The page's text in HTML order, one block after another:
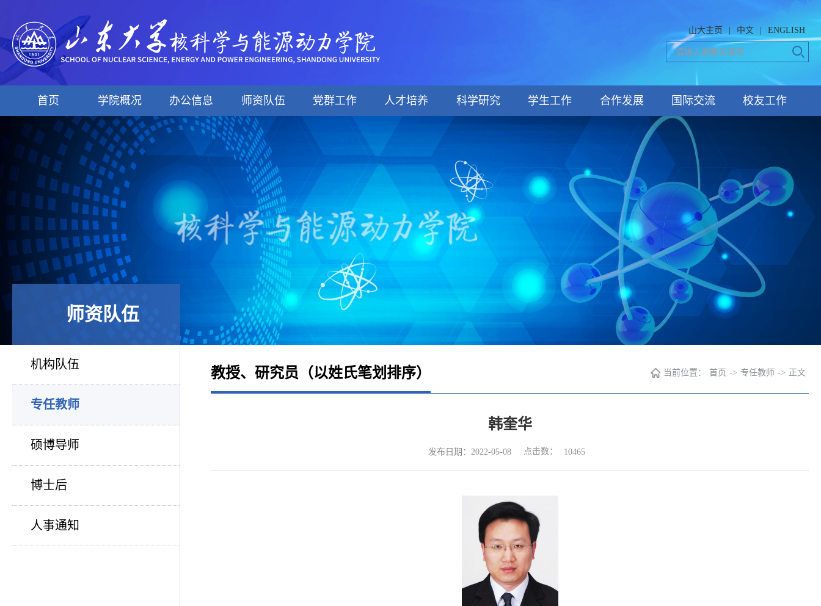
山大主页 中文 ENGLISH
首页 学院概况 办公信息 师资队伍 党群工作 人才培养 科学研究 学生工作 合作发展 国际交流 校友工作
师资队伍
机构队伍
专任教师
硕博导师
博士后
人事通知
教授、研究员（以姓氏笔划排序） 当前位置： 首页 -> 专任教师 -> 正文
韩奎华
发布日期：2022-05-08 点击数： 10465